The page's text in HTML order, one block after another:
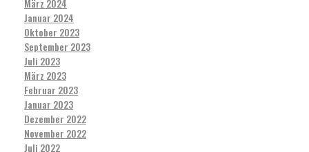
März 2024
Januar 2024
Oktober 2023
September 2023
Juli 2023
März 2023
Februar 2023
Januar 2023
Dezember 2022
November 2022
Juli 2022